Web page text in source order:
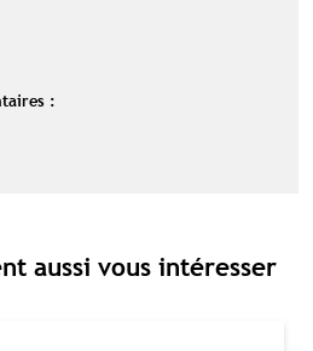
:
aussi vous intéresser